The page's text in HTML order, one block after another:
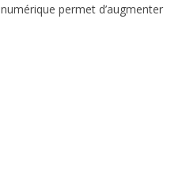
permet d’augmenter